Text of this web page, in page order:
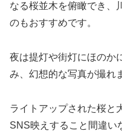
なる桜並木を俯瞰でき、
のもおすすめです。
夜は提灯や街灯にほのか
み、幻想的な写真が撮れ
ライトアップされた桜と
SNS映えすること間違い